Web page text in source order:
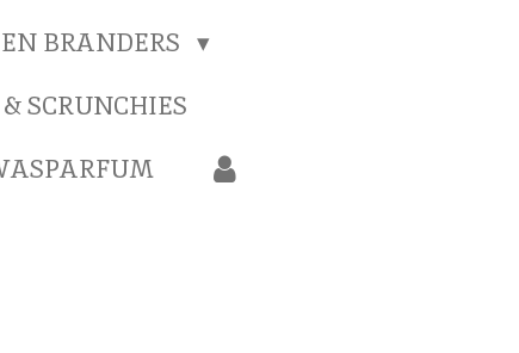
BRANDERS
SCRUNCHIES